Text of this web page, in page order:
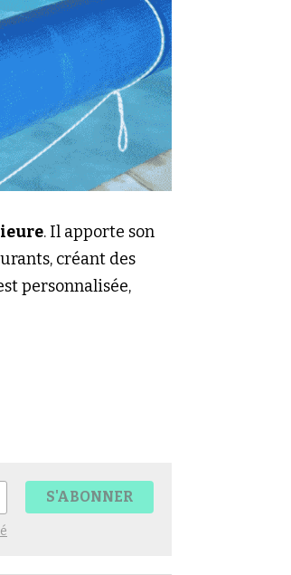
. Il apporte son
créant des
personnalisée,
S'ABONNER